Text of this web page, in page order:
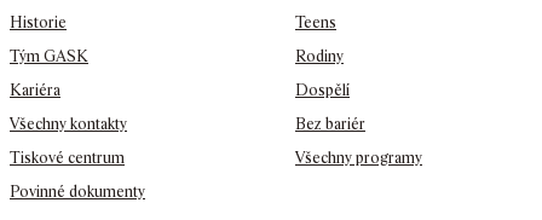
Historie
Tým GASK
Kariéra
Všechny kontakty
Tiskové centrum
Povinné dokumenty
Teens
Rodiny
Dospělí
Bez bariér
Všechny programy